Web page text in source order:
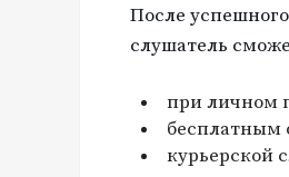
После
слушатель
при личном
бесплатным
курьерской